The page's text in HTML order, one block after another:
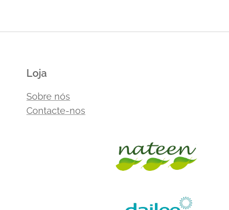
Loja
Sobre nós
Contacte-nos